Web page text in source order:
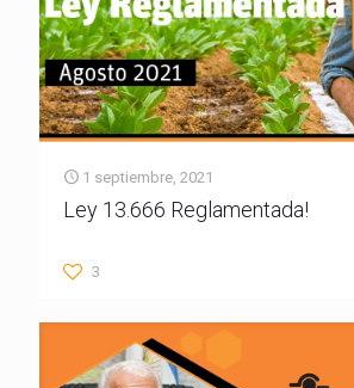
1 septiembre, 2021
Ley 13.666 Reglamentada!
3